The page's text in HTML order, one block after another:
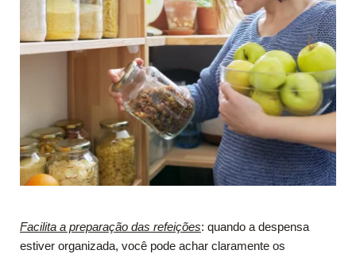
Facilita a preparação das refeições: quando a despensa
estiver organizada, você pode achar claramente os